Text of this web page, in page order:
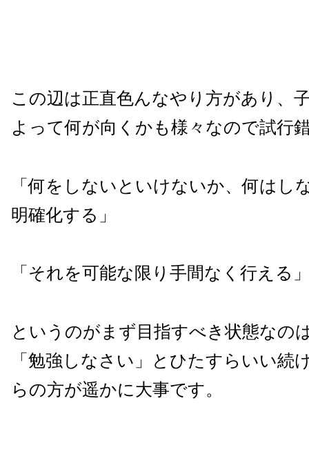
この辺は正直色んなやり方があり、
よって何が向くかも様々なので試行
「何をしないといけないか、何はし
明確化する」
「それを可能な限り手間なく行える
というのがまず目指すべき状態なの
「勉強しなさい」とひたすらいい続
らの方が遥かに大事です。